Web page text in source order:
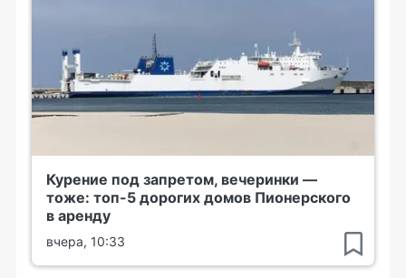
Курение под запретом, вечеринки —
тоже: топ-5 дорогих домов Пионерского
в аренду
вчера, 10:33